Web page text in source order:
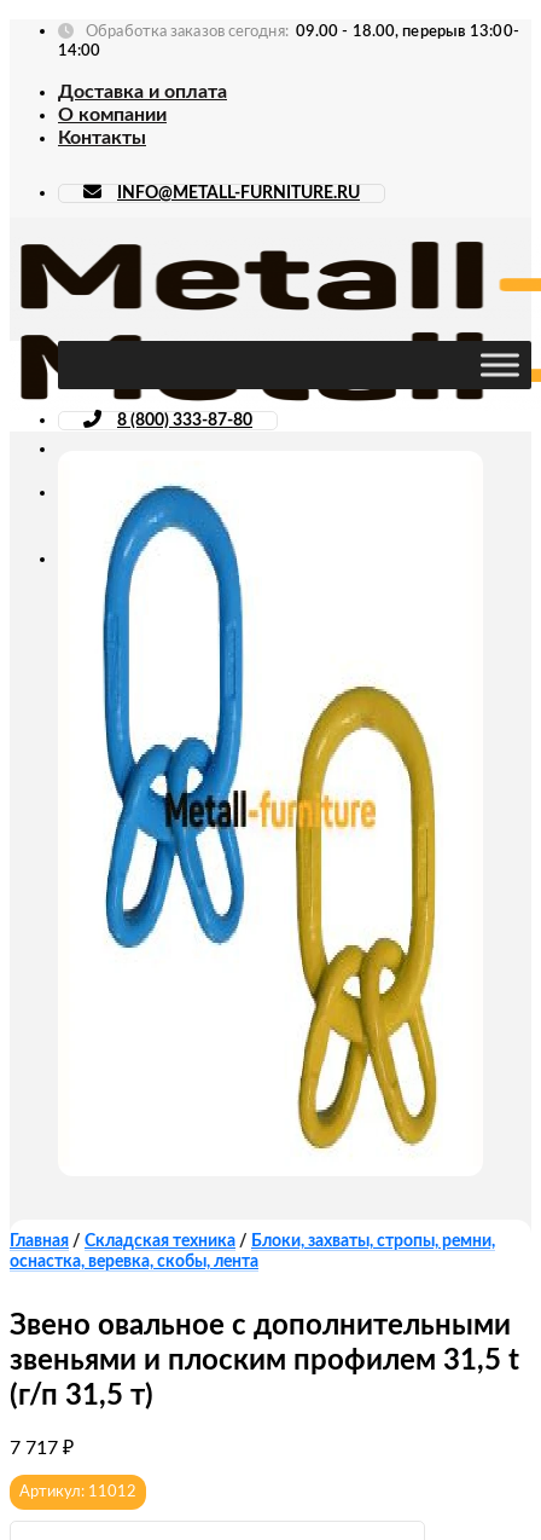
Skip
Обработка заказов сегодня: 09.00 - 18.00, перерыв 13:00-
14:00
Доставка и оплата
О компании
Контакты
INFO@METALL-FURNITURE.RU
8 (800) 333-87-80
Главная / Складская техника / Блоки, захваты, стропы, ремни,
оснастка, веревка, скобы, лента
Звено овальное с дополнительными
звеньями и плоским профилем 31,5 t
(г/п 31,5 т)
7 717 ₽
Артикул: 11012